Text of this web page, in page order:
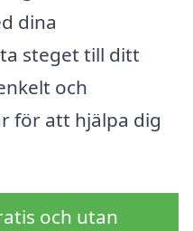
dina
steget till ditt
och
för att hjälpa dig
och utan